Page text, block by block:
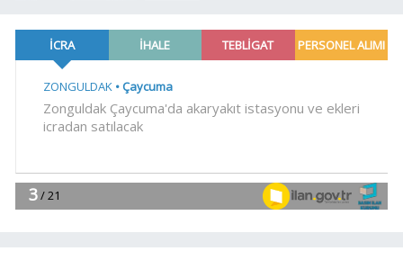
yüzüne kavuşuyor
13:52Denizli'de 'KoşuYolu' baştan